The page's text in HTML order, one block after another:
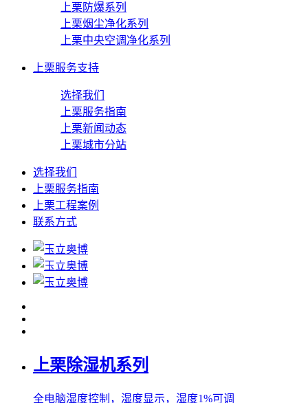
上栗防爆系列
上栗烟尘净化系列
上栗中央空调净化系列
上栗服务支持
选择我们
上栗服务指南
上栗新闻动态
上栗城市分站
选择我们
上栗服务指南
上栗工程案例
联系方式
上栗除湿机系列
全电脑湿度控制，湿度显示，湿度1%可调